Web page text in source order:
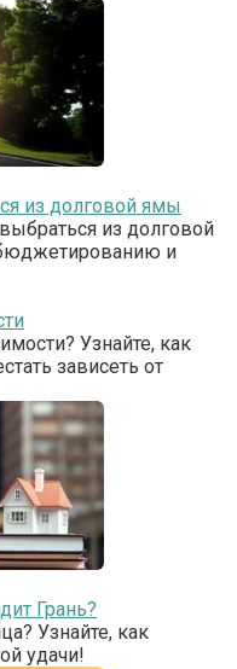
из долговой ямы
из долговой
и
Узнайте, как
зависеть от
Грань?
Узнайте, как
удачи!